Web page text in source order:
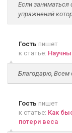
Если заниматься
упражнений
Гость пишет
к статье:
Благодарю, Всем
Гость пишет
к статье: Как
потери веса